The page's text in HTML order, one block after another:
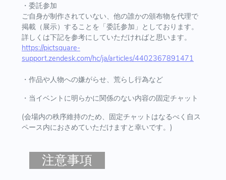
・委託参加
ご自身が制作されていない、他の誰かの頒布物を代理で
掲載（展示）することを「委託参加」としております。
詳しくは下記を参考にしていただければと思います。
https://pictsquare-
support.zendesk.com/hc/ja/articles/4402367891471
・作品や人物への嫌がらせ、荒らし行為など
・当イベントに明らかに関係のない内容の固定チャット
(会場内の秩序維持のため、固定チャットはなるべく自ス
ペース内におさめていただけますと幸いです。)
注意事項